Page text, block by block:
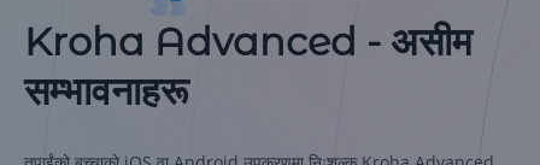
Kroha Advanced - असीम
सम्भावनाहरू